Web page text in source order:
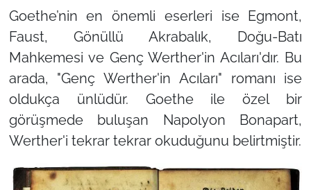
Goethe’nin en önemli eserleri ise Egmont,
Faust, Gönüllü Akrabalık, Doğu-Batı
Mahkemesi ve Genç Werther'in Acıları'dır. Bu
arada, "Genç Werther'in Acıları" romanı ise
oldukça ünlüdür. Goethe ile özel bir
görüşmede buluşan Napolyon Bonapart,
Werther'i tekrar tekrar okuduğunu belirtmiştir.